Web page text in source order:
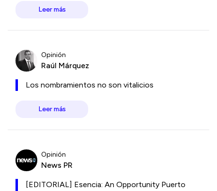
Leer más
Opinión
Raúl Márquez
Los nombramientos no son vitalicios
Leer más
Opinión
News PR
[EDITORIAL] Esencia: An Opportunity Puerto